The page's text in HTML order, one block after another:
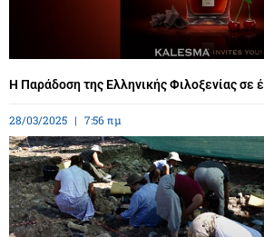
Η Παράδοση της Ελληνικής Φιλοξενίας σε
28/03/2025 7:56 πμ